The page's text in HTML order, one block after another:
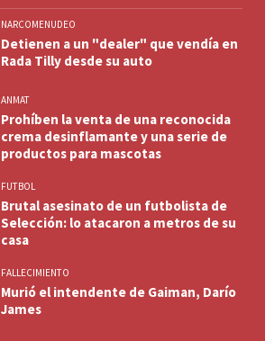
NARCOMENUDEO
Detienen a un "dealer" que vendía en
Rada Tilly desde su auto
ANMAT
Prohíben la venta de una reconocida
crema desinflamante y una serie de
productos para mascotas
FUTBOL
Brutal asesinato de un futbolista de
Selección: lo atacaron a metros de su
casa
FALLECIMIENTO
Murió el intendente de Gaiman, Darío
James